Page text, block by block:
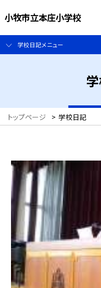
小牧市立本庄小学校
学校日記メニュー
トップページ > 学校日記